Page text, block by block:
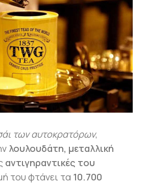
των αυτοκρατόρων,
λουλουδάτη, μεταλλική
αντιγηραντικές του
του φτάνει τα 10.700